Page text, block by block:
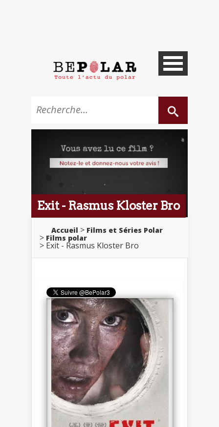
Exit - Rasmus Kloster Bro
Accueil
Films et Séries Polar
Films polar
Exit - Rasmus Kloster Bro